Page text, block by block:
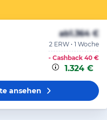
ab1.364 €
2 ERW • 1 Woche
- Cashback 40 €
1.324 €
ansehen